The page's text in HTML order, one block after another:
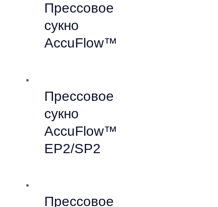
Прессовое
сукно
AccuFlow™
Прессовое
сукно
AccuFlow™
EP2/SP2
Прессовое